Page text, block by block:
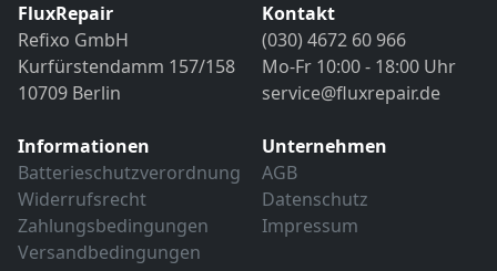
FluxRepair
Refixo GmbH
Kurfürstendamm 157/158
10709 Berlin
Kontakt
(030) 4672 60 966
Mo-Fr 10:00 - 18:00 Uhr
service@fluxrepair.de
Informationen
Batterieschutzverordnung
Widerrufsrecht
Zahlungsbedingungen
Versandbedingungen
Unternehmen
AGB
Datenschutz
Impressum